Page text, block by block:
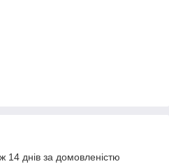
14 днів за домовленістю